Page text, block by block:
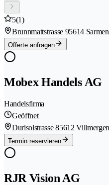
5(1)
Brunnmattstrasse 95614
Offerte anfragen
Mobex Handels AG
Handelsfirma
Geöffnet
Durisolstrasse 85612 Villmergen
Termin reservieren
RJR Vision AG